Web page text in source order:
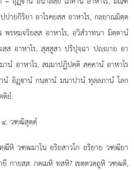
ายกิริยา อาโรคฺยสฺส อาหาโร, กลฺยาณมิตฺต
พฺรหฺมจริยสฺส อาหาโร, อวิสํวาทนา มิตฺตานํ
สฺส อาหาโร, สุสฺสูสา ปริปุจฺฉา ปฺาย อา
านํ อาหาโร, สมฺมาปฏิปตฺติ สคฺคานํ อาหาโร
นํ อิฏฺานํ กนฺตานํ มนาปานํ ทุลฺลภานํ โลก
ติยํ.
๔. วฑฺฒิสุตฺตํ
ฒีหิ วฑฺฒมาโน อริยสาวโก อริยาย วฑฺฒิยา
กายสฺส. กตเมหิ ทสหิ? เขตฺตวตฺถูหิ วฑฺฒติ,